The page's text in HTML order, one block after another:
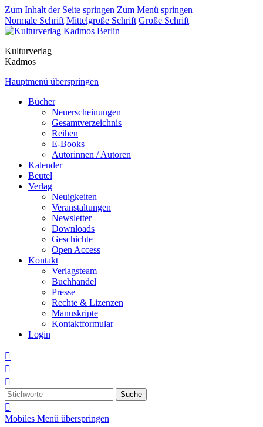
Zum Inhalt der Seite springen Zum Menü springen
Normale Schrift Mittelgroße Schrift Große Schrift
Kulturverlag
Kadmos
Hauptmenü überspringen
Bücher
Neuerscheinungen
Gesamtverzeichnis
Reihen
E-Books
Autorinnen / Autoren
Kalender
Beutel
Verlag
Neuigkeiten
Veranstaltungen
Newsletter
Downloads
Geschichte
Open Access
Kontakt
Verlagsteam
Buchhandel
Presse
Rechte & Lizenzen
Manuskripte
Kontaktformular
Login



Suche

Mobiles Menü überspringen